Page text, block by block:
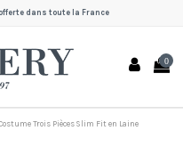
dans toute la France
0
Trois Pièces Slim Fit en Laine